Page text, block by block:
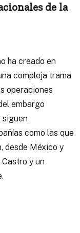
de la
ha creado en
compleja trama
operaciones
embargo
siguen
como las que
desde México y
Castro y un